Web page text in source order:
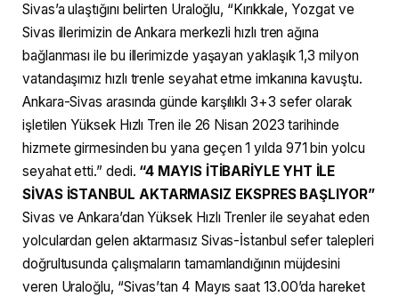
Sivas’a ulaştığını belirten Uraloğlu, “Kırıkkale, Yozgat ve
Sivas illerimizin de Ankara merkezli hızlı tren ağına
bağlanması ile bu illerimizde yaşayan yaklaşık 1,3 milyon
vatandaşımız hızlı trenle seyahat etme imkanına kavuştu.
Ankara-Sivas arasında günde karşılıklı 3+3 sefer olarak
işletilen Yüksek Hızlı Tren ile 26 Nisan 2023 tarihinde
hizmete girmesinden bu yana geçen 1 yılda 971 bin yolcu
seyahat etti.” dedi. “4 MAYIS İTİBARİYLE YHT İLE
SİVAS İSTANBUL AKTARMASIZ EKSPRES BAŞLIYOR”
Sivas ve Ankara’dan Yüksek Hızlı Trenler ile seyahat eden
yolculardan gelen aktarmasız Sivas-İstanbul sefer talepleri
doğrultusunda çalışmaların tamamlandığının müjdesini
veren Uraloğlu, “Sivas’tan 4 Mayıs saat 13.00’da hareket